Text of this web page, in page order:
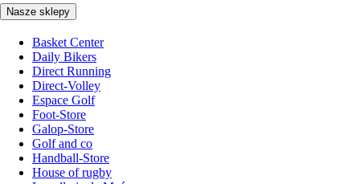
Nasze sklepy
Basket Center
Daily Bikers
Direct Running
Direct-Volley
Espace Golf
Foot-Store
Galop-Store
Golf and co
Handball-Store
House of rugby